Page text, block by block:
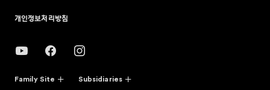
개인정보처리방침
Family Site Subsidiaries